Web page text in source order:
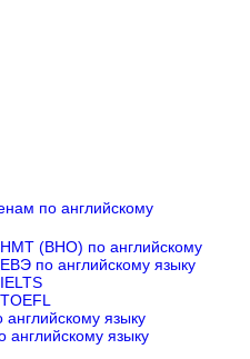
по английскому
НМТ (ВНО) по английскому
по английскому языку
языку
языку